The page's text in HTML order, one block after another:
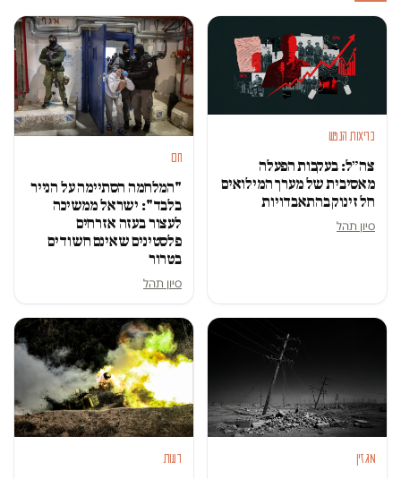
בריאות הנפש
צה״ל: בעקבות הפעלה
מאסיבית של מערך המילואים
חל זינוק בהתאבדויות
סיון תהל
חם
"המלחמה הסתיימה על הנייר
בלבד": ישראל ממשיכה
לעצור בעזה אזרחים
פלסטינים שאינם חשודים
בטרור
סיון תהל
מגזין דעות